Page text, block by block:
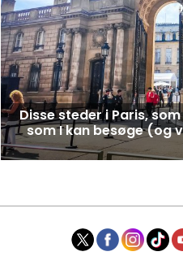
Disse steder i Paris,
som I kan besøge